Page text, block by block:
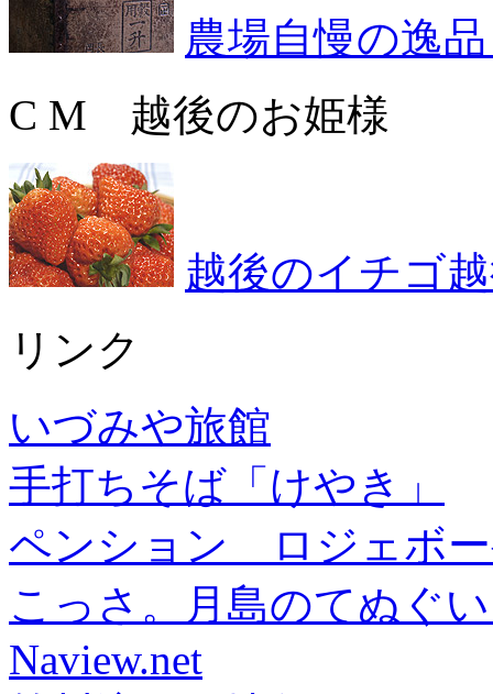
農場自慢の逸
C M 越後のお姫様
越後のイチゴ
リンク
いづみや旅館
手打ちそば「けやき」
ペンション ロジェボ
こっさ。月島のてぬぐ
Naview.net